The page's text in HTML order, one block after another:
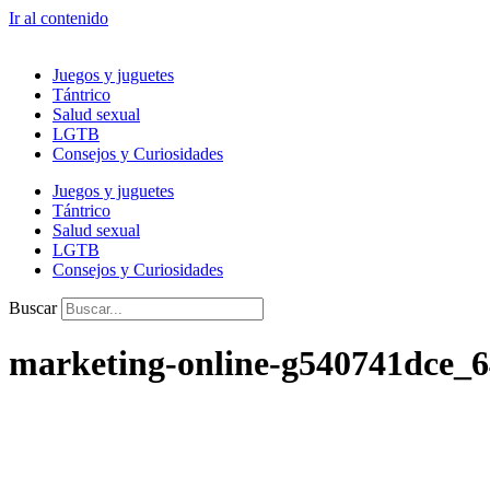
Ir al contenido
Juegos y juguetes
Tántrico
Salud sexual
LGTB
Consejos y Curiosidades
Juegos y juguetes
Tántrico
Salud sexual
LGTB
Consejos y Curiosidades
Buscar
marketing-online-